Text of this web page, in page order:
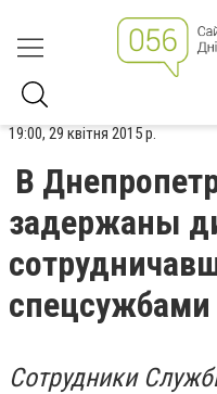
19:00, 29 квітня 2015 р.
В
задержаны
спецсужбами
Сотрудники